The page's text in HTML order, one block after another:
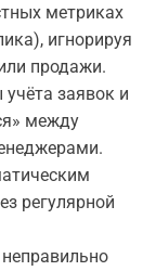
метриках
игнорируя
продажи.
учёта заявок и
между
регулярной